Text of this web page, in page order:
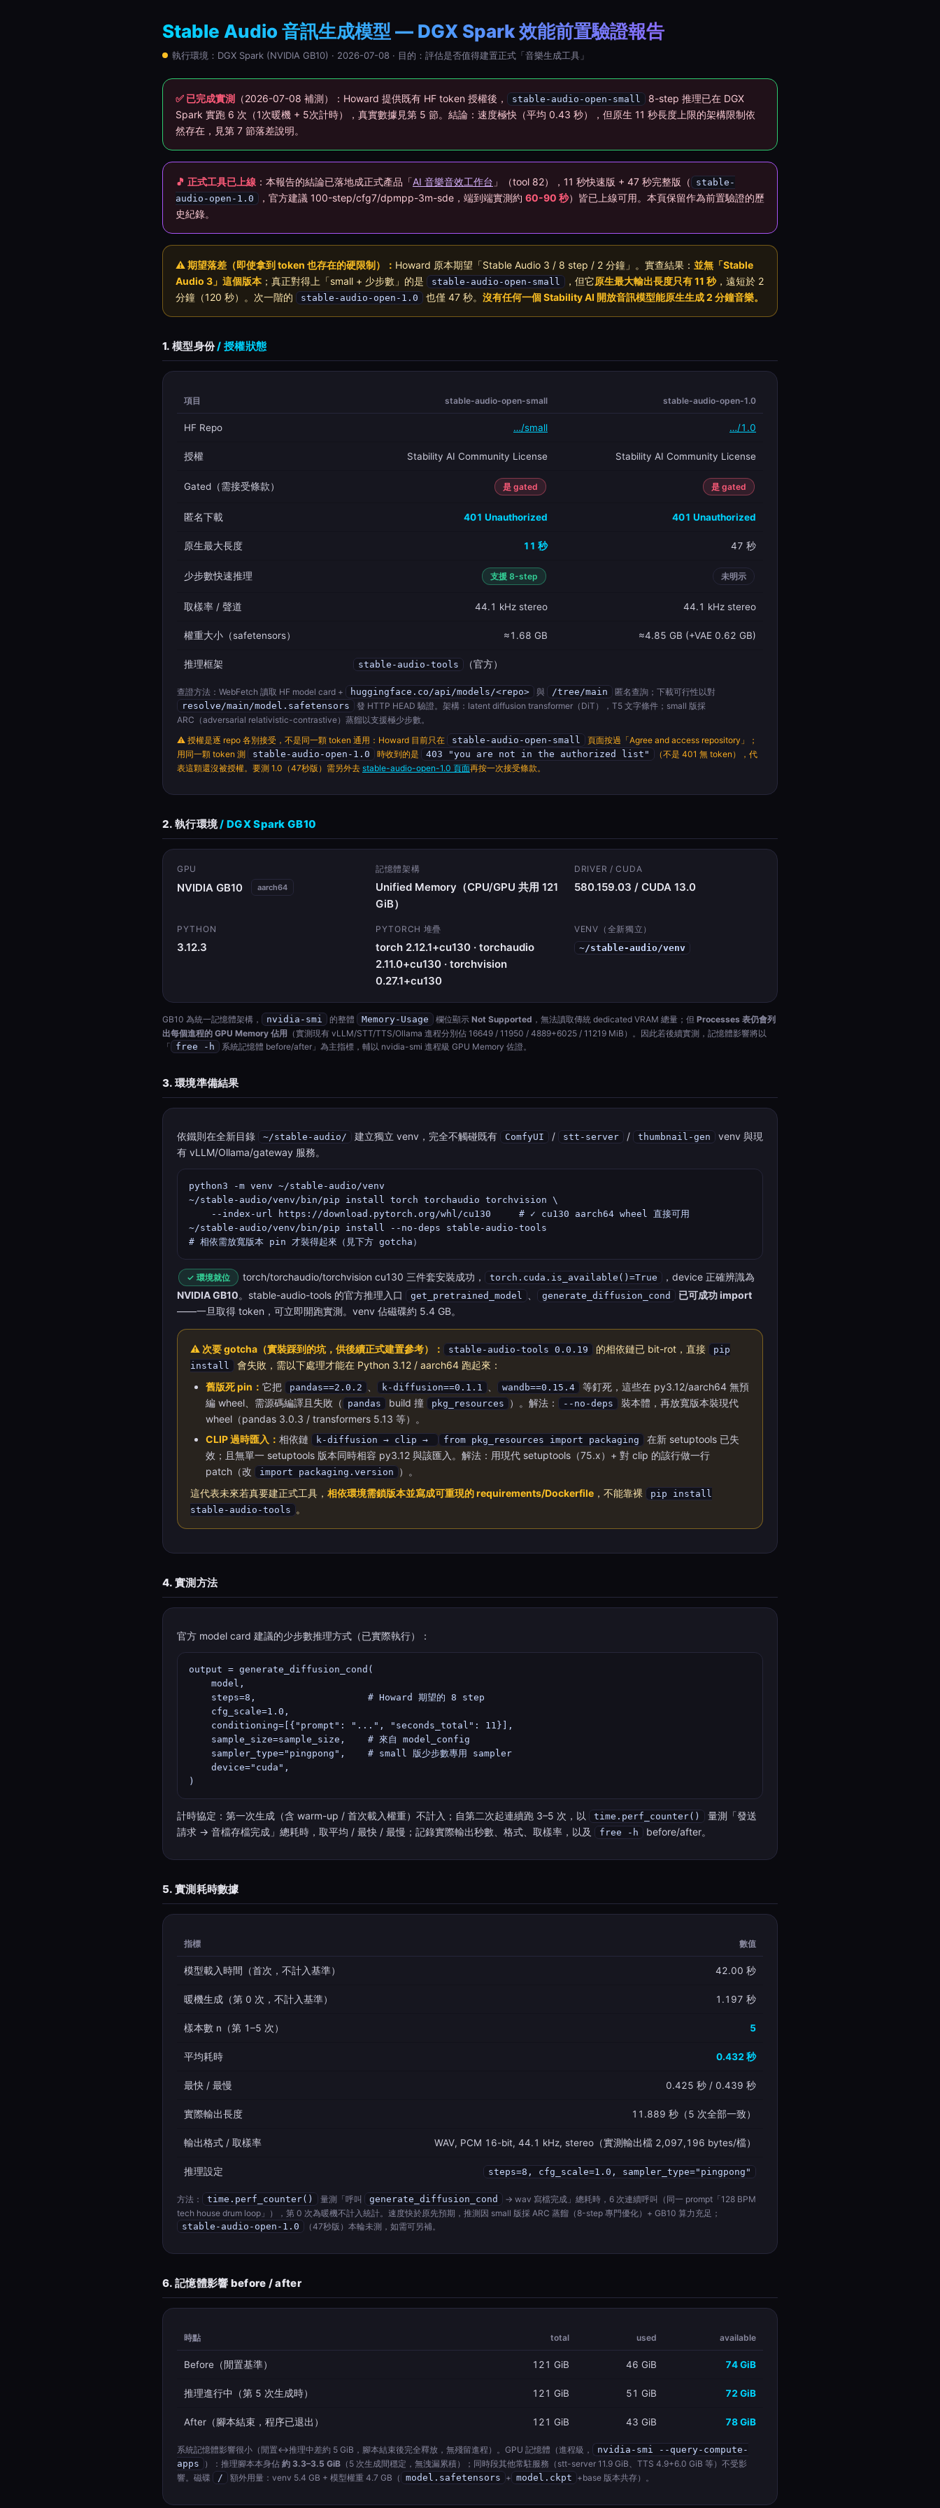
Stable Audio 音訊生成模型 — DGX Spark 效能前置驗證報告
執行環境：DGX Spark (NVIDIA GB10) · 2026-07-08 · 目的：評估是否值得建置正式「音樂生成工具」
✅ 已完成實測 （2026-07-08 補測）：Howard 提供既有 HF token 授權後， stable-audio-open-small
8-step 推理已在 DGX
Spark 實跑 6 次（1次暖機 + 5次計時），真實數據見第 5 節。結論：速度極快（平均 0.43 秒），但原生 11 秒長度上限的架構限制依
然存在，見第 7 節落差說明。
🎵 正式工具已上線 ：本報告的結論已落地成正式產品「AI 音樂音效工作台 」（tool 82），11 秒快速版 + 47 秒完整版（
stable-
audio-open-1.0
，官方建議 100-step/cfg7/dpmpp-3m-sde，端到端實測約 60-90 秒）皆已上線可用。本頁保留作為前置驗證的歷
史紀錄。
⚠ 期望落差（即使拿到 token 也存在的硬限制）： Howard 原本期望「Stable Audio 3 / 8 step / 2 分鐘」。實查結果： 並無「Stable
Audio 3」這個版本 ；真正對得上「small + 少步數」的是 stable-audio-open-small ，但它原生最大輸出長度只有 11 秒，遠短於 2
分鐘（120 秒）。次一階的
stable-audio-open-1.0 也僅 47 秒。 沒有任何一個 Stability AI 開放音訊模型能原生生成 2 分鐘音樂。
1. 模型身份/ 授權狀態
項目 stable-audio-open-small stable-audio-open-1.0
HF Repo …/small …/1.0
授權 Stability AI Community License Stability AI Community License
Gated（需接受條款） 是 gated 是 gated
匿名下載 401 Unauthorized 401 Unauthorized
原生最大長度 11 秒 47 秒
少步數快速推理 支援 8-step 未明示
取樣率 / 聲道 44.1 kHz stereo 44.1 kHz stereo
權重大小（safetensors） ≈1.68 GB ≈4.85 GB (+VAE 0.62 GB)
推理框架 stable-audio-tools （官方）
查證方法：WebFetch 讀取 HF model card + huggingface.co/api/models/<repo> 與 /tree/main
匿名查詢；下載可行性以對
resolve/main/model.safetensors
發 HTTP HEAD 驗證。架構：latent diffusion transformer（DiT），T5 文字條件；small 版採
ARC（adversarial relativistic-contrastive）蒸餾以支援極少步數。
⚠ 授權是逐 repo 各別接受，不是同一顆 token 通用：Howard 目前只在
stable-audio-open-small
頁面按過「Agree and access repository」；
用同一顆 token 測
stable-audio-open-1.0 時收到的是 403 "you are not in the authorized list"
（不是 401 無 token），代
表這顆還沒被授權。要測 1.0（47秒版）需另外去 stable-audio-open-1.0 頁面再按一次接受條款。
2. 執行環境/ DGX Spark GB10
GPU
NVIDIA GB10 aarch64
記憶體架構
Unified Memory（CPU/GPU 共用 121
GiB）
DRIVER / CUDA
580.159.03 / CUDA 13.0
PYTHON
3.12.3
PYTORCH 堆疊
torch 2.12.1+cu130 · torchaudio
2.11.0+cu130 · torchvision
0.27.1+cu130
VENV（全新獨立）
~/stable-audio/venv
GB10 為統一記憶體架構， nvidia-smi 的整體 Memory-Usage 欄位顯示 Not Supported ，無法讀取傳統 dedicated VRAM 總量；但 Processes 表仍會列
出每個進程的 GPU Memory 佔用 （實測現有 vLLM/STT/TTS/Ollama 進程分別佔 16649 / 11950 / 4889+6025 / 11219 MiB）。因此若後續實測，記憶體影響將以
「 free -h 系統記憶體 before/after」為主指標，輔以 nvidia-smi 進程級 GPU Memory 佐證。
3. 環境準備結果
依鐵則在全新目錄 ~/stable-audio/ 建立獨立 venv，完全不觸碰既有 ComfyUI / stt-server / thumbnail-gen
venv 與現
有 vLLM/Ollama/gateway 服務。
python3 -m venv ~/stable-audio/venv
~/stable-audio/venv/bin/pip install torch torchaudio torchvision \
    --index-url https://download.pytorch.org/whl/cu130     # ✓ cu130 aarch64 wheel 直接可用
~/stable-audio/venv/bin/pip install --no-deps stable-audio-tools
# 相依需放寬版本 pin 才裝得起來（見下方 gotcha）
✓ 環境就位 torch/torchaudio/torchvision cu130 三件套安裝成功， torch.cuda.is_available()=True
，device 正確辨識為
NVIDIA GB10。stable-audio-tools 的官方推理入口 get_pretrained_model generate_diffusion_cond
已可成功 import
——一旦取得 token，可立即開跑實測。venv 佔磁碟約 5.4 GB。
⚠ 次要 gotcha（實裝踩到的坑，供後續正式建置參考）： stable-audio-tools 0.0.19 的相依鏈已 bit-rot，直接
pip
install
會失敗，需以下處理才能在 Python 3.12 / aarch64 跑起來：
舊版死 pin： 它把 pandas==2.0.2 k-diffusion==0.1.1 wandb==0.15.4
等釘死，這些在 py3.12/aarch64 無預
編 wheel、需源碼編譯且失敗（
pandas build 撞 pkg_resources ）。解法： --no-deps
裝本體，再放寬版本裝現代
wheel（pandas 3.0.3 / transformers 5.13 等）。
CLIP 過時匯入： 相依鏈 k-diffusion → clip → from pkg_resources import packaging
在新 setuptools 已失
效；且無單一 setuptools 版本同時相容 py3.12 與該匯入。解法：用現代 setuptools（75.x）+ 對 clip 的該行做一行
patch（改
import packaging.version
）。
這代表未來若真要建正式工具， 相依環境需鎖版本並寫成可重現的 requirements/Dockerfile ，不能靠裸
pip install
stable-audio-tools
。
4. 實測方法
官方 model card 建議的少步數推理方式（已實際執行）：
output = generate_diffusion_cond(
    model,
    steps=8,                    # Howard 期望的 8 step
    cfg_scale=1.0,
    conditioning=[{"prompt": "...", "seconds_total": 11}],
    sample_size=sample_size,    # 來自 model_config
    sampler_type="pingpong",    # small 版少步數專用 sampler
    device="cuda",
)
計時協定：第一次生成（含 warm-up / 首次載入權重）不計入；自第二次起連續跑 3–5 次，以 time.perf_counter()
量測「發送
請求 → 音檔存檔完成」總耗時，取平均 / 最快 / 最慢；記錄實際輸出秒數、格式、取樣率，以及
free -h before/after。
5. 實測耗時數據
指標 數值
模型載入時間（首次，不計入基準） 42.00 秒
暖機生成（第 0 次，不計入基準） 1.197 秒
樣本數 n（第 1–5 次） 5
平均耗時 0.432 秒
最快 / 最慢 0.425 秒 / 0.439 秒
實際輸出長度 11.889 秒（5 次全部一致）
輸出格式 / 取樣率 WAV, PCM 16-bit, 44.1 kHz, stereo（實測輸出檔 2,097,196 bytes/檔）
推理設定 steps=8, cfg_scale=1.0, sampler_type="pingpong"
方法： time.perf_counter() 量測「呼叫 generate_diffusion_cond
→ wav 寫檔完成」總耗時，6 次連續呼叫（同一 prompt「128 BPM
tech house drum loop」），第 0 次為暖機不計入統計。速度快於原先預期，推測因 small 版採 ARC 蒸餾（8-step 專門優化）+ GB10 算力充足；
stable-audio-open-1.0
（47秒版）本輪未測，如需可另補。
6. 記憶體影響 before / after
時點 total used available
Before（閒置基準） 121 GiB 46 GiB 74 GiB
推理進行中（第 5 次生成時） 121 GiB 51 GiB 72 GiB
After（腳本結束，程序已退出） 121 GiB 43 GiB 78 GiB
系統記憶體影響很小（閒置↔推理中差約 5 GiB，腳本結束後完全釋放，無殘留進程）。GPU 記憶體（進程級，
nvidia-smi --query-compute-
apps
）：推理腳本本身佔 約 3.3–3.5 GiB （5 次生成間穩定，無洩漏累積）；同時段其他常駐服務（stt-server 11.9 GiB、TTS 4.9+6.0 GiB 等）不受影
響。磁碟
/ 額外用量：venv 5.4 GB + 模型權重 4.7 GB（ model.safetensors + model.ckpt +base 版本共存）。